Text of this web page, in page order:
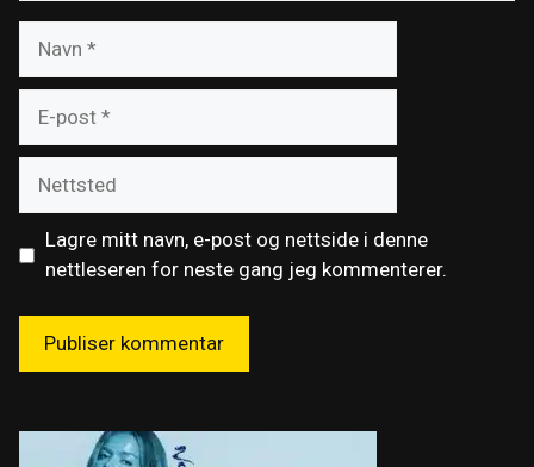
post
Lagre mitt navn, e-post og nettside i denne
nettleseren for neste gang jeg kommenterer.